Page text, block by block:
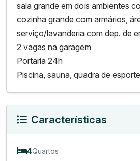
sala grande em dois ambientes
cozinha grande com armários,
serviço/lavanderia com dep. de
2 vagas na garagem
Portaria 24h
Piscina, sauna, quadra de
Características
4Quartos